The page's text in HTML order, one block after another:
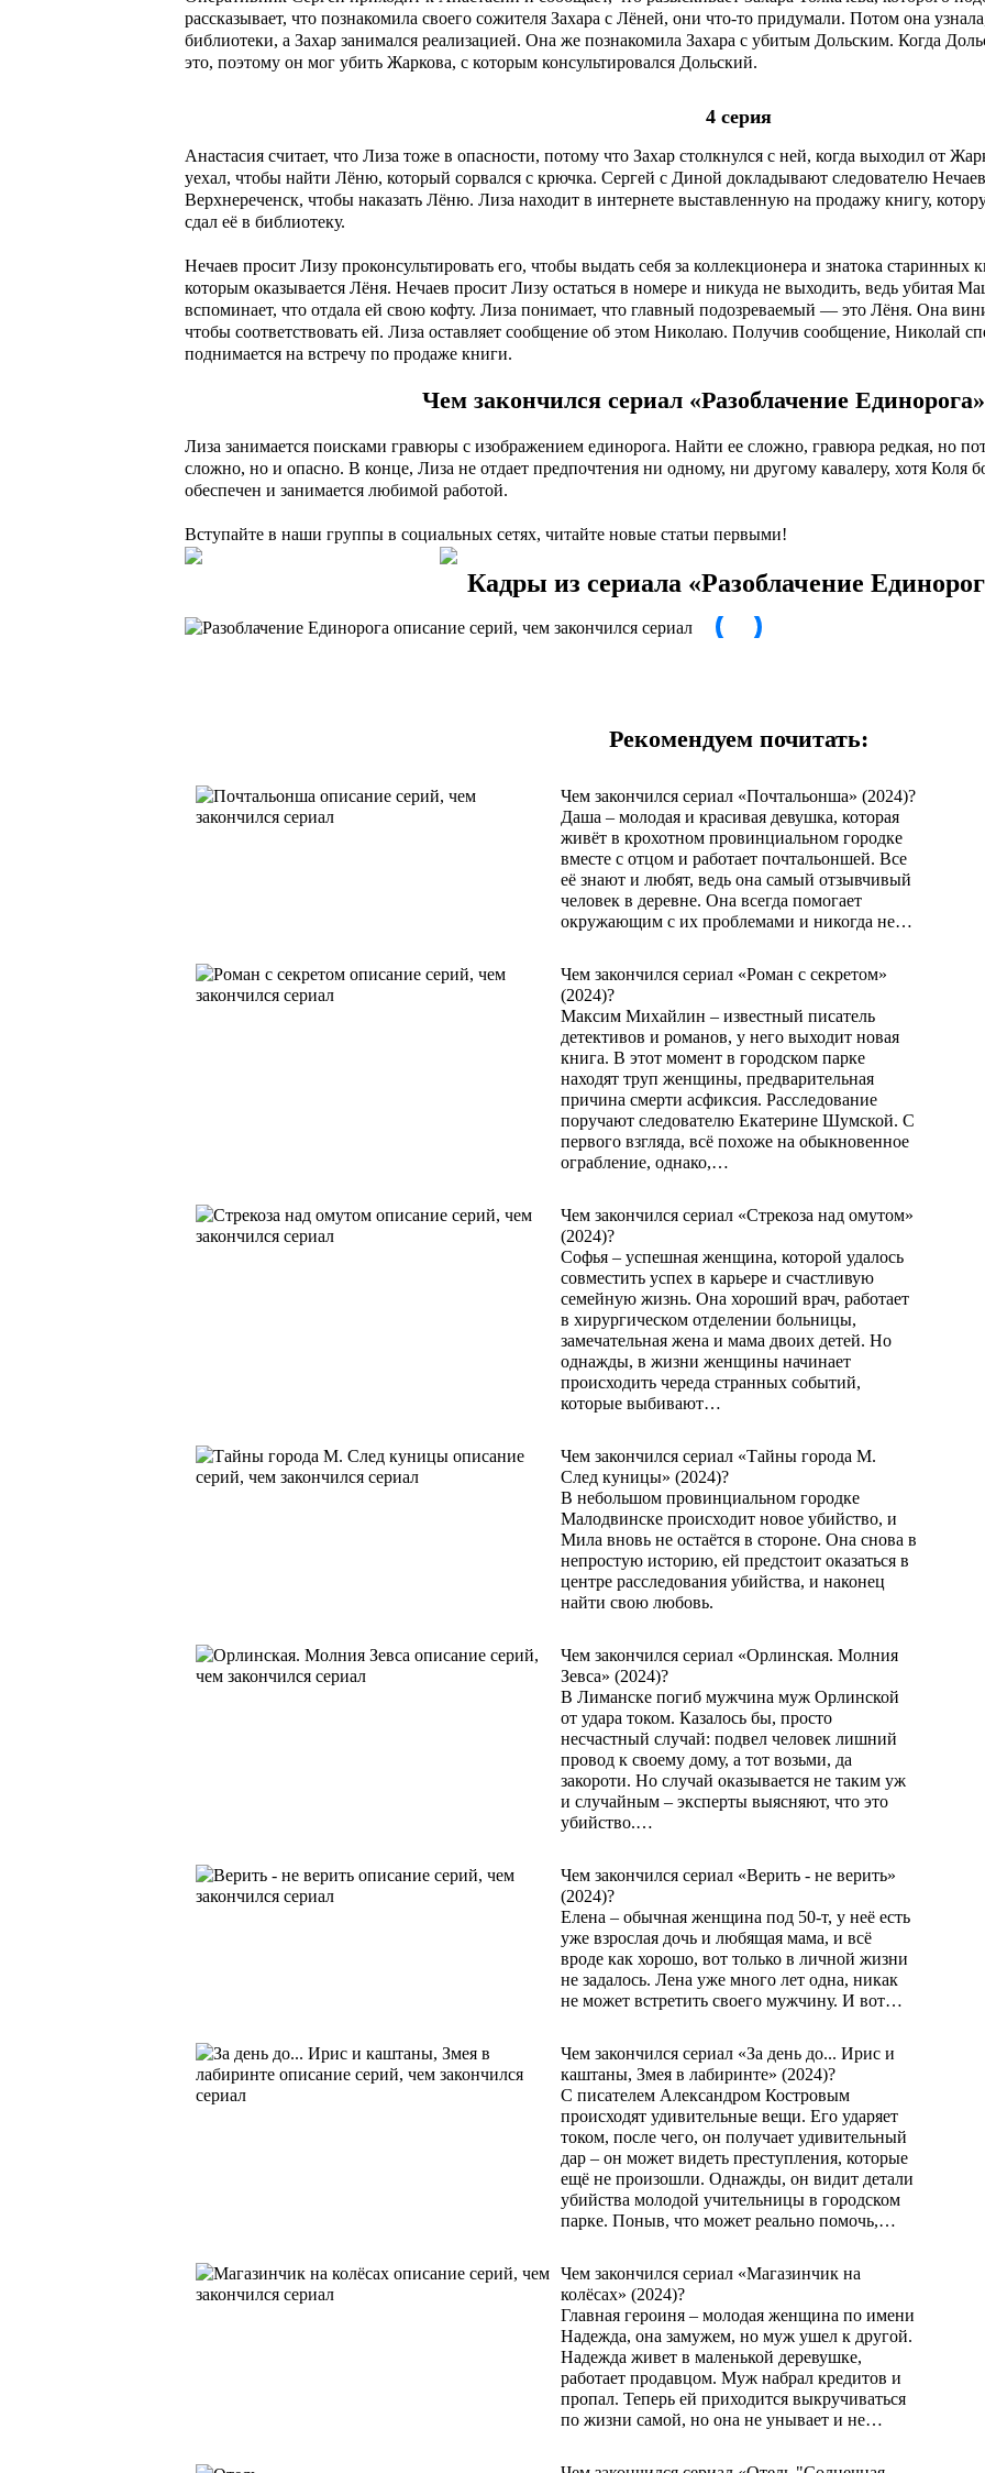
рассказывает, что познакомила своего сожителя Захара с Лёней, они что-то придумали. Потом она
библиотеки, а Захар занимался реализацией. Она же познакомила Захара с убитым Дольским. Когда
это, поэтому он мог убить Жаркова, с которым консультировался Дольский.
4 серия
Анастасия считает, что Лиза тоже в опасности, потому что Захар столкнулся с ней, когда выходил от
уехал, чтобы найти Лёню, который сорвался с крючка. Сергей с Диной докладывают следователю
Верхнереченск, чтобы наказать Лёню. Лиза находит в интернете выставленную на продажу книгу,
сдал её в библиотеку.
Нечаев просит Лизу проконсультировать его, чтобы выдать себя за коллекционера и знатока старинных
которым оказывается Лёня. Нечаев просит Лизу остаться в номере и никуда не выходить, ведь убитая
вспоминает, что отдала ей свою кофту. Лиза понимает, что главный подозреваемый — это Лёня. Она
чтобы соответствовать ей. Лиза оставляет сообщение об этом Николаю. Получив сообщение, Николай
поднимается на встречу по продаже книги.
Чем закончился сериал «Разоблачение
Лиза занимается поисками гравюры с изображением единорога. Найти ее сложно, гравюра редкая, но
сложно, но и опасно. В конце, Лиза не отдает предпочтения ни одному, ни другому кавалеру, хотя Коля
обеспечен и занимается любимой работой.
Вступайте в наши группы в социальных сетях, читайте новые статьи первыми!
Кадры из сериала «Разоблачение
Рекомендуем почитать:
Чем закончился сериал «Почтальонша» (2024)?
Даша – молодая и красивая девушка, которая
живёт в крохотном провинциальном городке
вместе с отцом и работает почтальоншей. Все
её знают и любят, ведь она самый отзывчивый
человек в деревне. Она всегда помогает
окружающим с их проблемами и никогда не…
Чем закончился сериал «Роман с секретом»
(2024)?
Максим Михайлин – известный писатель
детективов и романов, у него выходит новая
книга. В этот момент в городском парке
находят труп женщины, предварительная
причина смерти асфиксия. Расследование
поручают следователю Екатерине Шумской. С
первого взгляда, всё похоже на обыкновенное
ограбление, однако,…
Чем закончился сериал «Стрекоза над омутом»
(2024)?
Софья – успешная женщина, которой удалось
совместить успех в карьере и счастливую
семейную жизнь. Она хороший врач, работает
в хирургическом отделении больницы,
замечательная жена и мама двоих детей. Но
однажды, в жизни женщины начинает
происходить череда странных событий,
которые выбивают…
Чем закончился сериал «Тайны города М.
След куницы» (2024)?
В небольшом провинциальном городке
Малодвинске происходит новое убийство, и
Мила вновь не остаётся в стороне. Она снова в
непростую историю, ей предстоит оказаться в
центре расследования убийства, и наконец
найти свою любовь.
Чем закончился сериал «Орлинская. Молния
Зевса» (2024)?
В Лиманске погиб мужчина муж Орлинской
от удара током. Казалось бы, просто
несчастный случай: подвел человек лишний
провод к своему дому, а тот возьми, да
закороти. Но случай оказывается не таким уж
и случайным – эксперты выясняют, что это
убийство.…
Чем закончился сериал «Верить - не верить»
(2024)?
Елена – обычная женщина под 50-т, у неё есть
уже взрослая дочь и любящая мама, и всё
вроде как хорошо, вот только в личной жизни
не задалось. Лена уже много лет одна, никак
не может встретить своего мужчину. И вот…
Чем закончился сериал «За день до... Ирис и
каштаны, Змея в лабиринте» (2024)?
С писателем Александром Костровым
происходят удивительные вещи. Его ударяет
током, после чего, он получает удивительный
дар – он может видеть преступления, которые
ещё не произошли. Однажды, он видит детали
убийства молодой учительницы в городском
парке. Поныв, что может реально помочь,…
Чем закончился сериал «Магазинчик на
колёсах» (2024)?
Главная героиня – молодая женщина по имени
Надежда, она замужем, но муж ушел к другой.
Надежда живет в маленькой деревушке,
работает продавцом. Муж набрал кредитов и
пропал. Теперь ей приходится выкручиваться
по жизни самой, но она не унывает и не…